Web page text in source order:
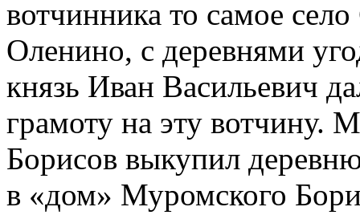
вотчинника то самое
Оленино, с деревнями
князь Иван Васильевич
грамоту на эту вотчину.
Борисов выкупил
в «дом» Муромского